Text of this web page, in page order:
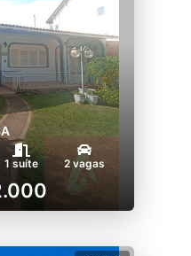
1 suíte 2 vagas